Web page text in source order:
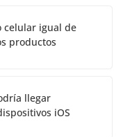
celular igual de
productos
llegar
iOS